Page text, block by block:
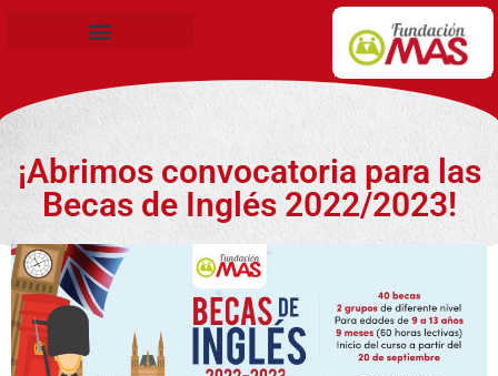
¡Abrimos convocatoria para las
Becas de Inglés 2022/2023!